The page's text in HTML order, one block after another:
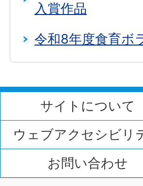
入賞作品
令和8年度食育ボ
サイトについて
ウェブアクセシビリ
お問い合わせ